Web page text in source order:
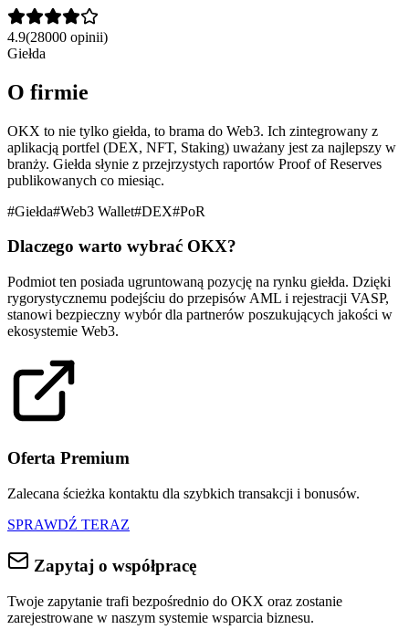
4.9(28000 opinii)
Giełda
O firmie
OKX to nie tylko giełda, to brama do Web3. Ich zintegrowany z
aplikacją portfel (DEX, NFT, Staking) uważany jest za najlepszy w
branży. Giełda słynie z przejrzystych raportów Proof of Reserves
publikowanych co miesiąc.
#Giełda#Web3 Wallet#DEX#PoR
Dlaczego warto wybrać OKX?
Podmiot ten posiada ugruntowaną pozycję na rynku giełda. Dzięki
rygorystycznemu podejściu do przepisów AML i rejestracji VASP,
stanowi bezpieczny wybór dla partnerów poszukujących jakości w
ekosystemie Web3.
Oferta Premium
Zalecana ścieżka kontaktu dla szybkich transakcji i bonusów.
SPRAWDŹ TERAZ
Zapytaj o współpracę
Twoje zapytanie trafi bezpośrednio do OKX oraz zostanie
zarejestrowane w naszym systemie wsparcia biznesu.